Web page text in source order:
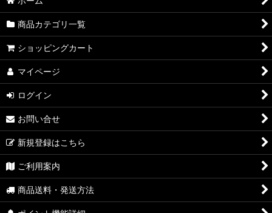
商品カテゴリ一覧
ショッピングカート
マイページ
ログイン
お問い合せ
新規登録はこちら
ご利用案内
商品送料・発送方法